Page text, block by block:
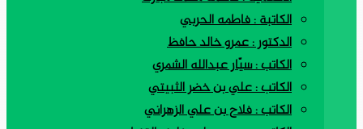
الكاتبة : فاطمه الحربي
الدكتور : عمرو خالد حافظ
الكاتب : سيّار عبدالله الشمري
الكاتب : علي بن خضر الثبيتي
الكاتب : فلاح بن علي الزهراني